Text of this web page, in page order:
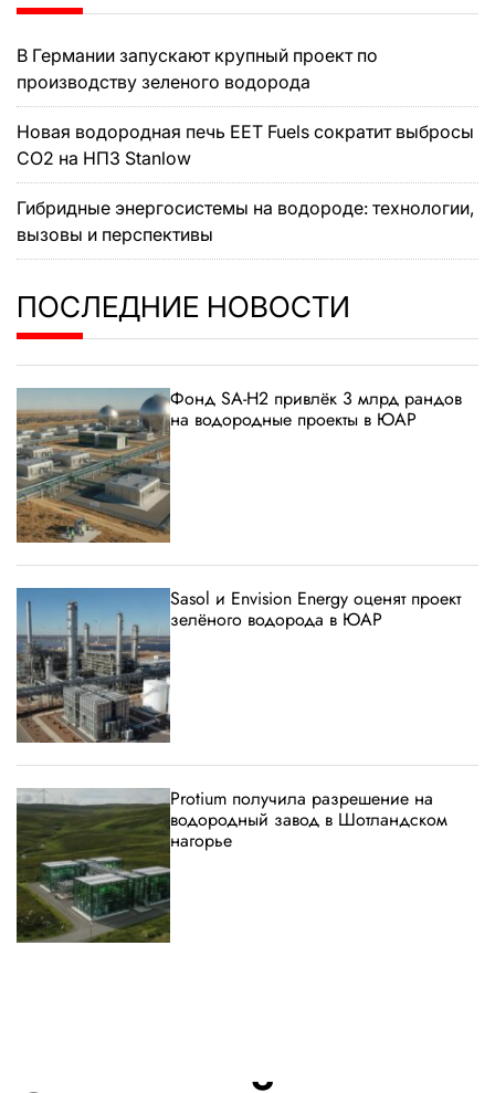
В Германии запускают крупный проект по
производству зеленого водорода
Новая водородная печь EET Fuels сократит выбросы
CO2 на НПЗ Stanlow
Гибридные энергосистемы на водороде: технологии,
вызовы и перспективы
ПОСЛЕДНИЕ НОВОСТИ
Фонд SA-H2 привлёк 3 млрд рандов
на водородные проекты в ЮАР
Sasol и Envision Energy оценят проект
зелёного водорода в ЮАР
Protium получила разрешение на
водородный завод в Шотландском
нагорье